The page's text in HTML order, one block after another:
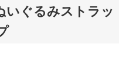
いぐるみストラッ